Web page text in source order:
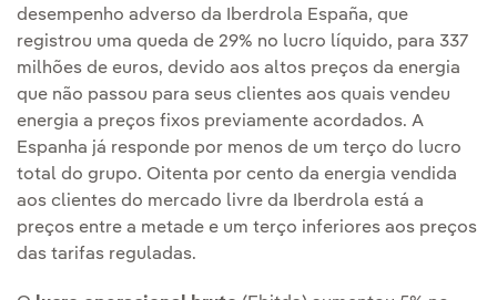
desempenho adverso da Iberdrola España, que
registrou uma queda de 29% no lucro líquido, para 337
milhões de euros, devido aos altos preços da energia
que não passou para seus clientes aos quais vendeu
energia a preços fixos previamente acordados. A
Espanha já responde por menos de um terço do lucro
total do grupo. Oitenta por cento da energia vendida
aos clientes do mercado livre da Iberdrola está a
preços entre a metade e um terço inferiores aos preços
das tarifas reguladas.